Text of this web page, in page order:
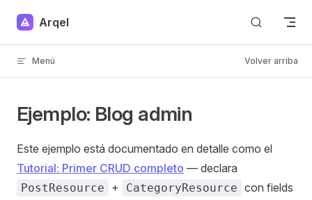
Skip to content
Arqel
Menú Volver arriba
Ejemplo: Blog admin
Este ejemplo está documentado en detalle como el
Tutorial: Primer CRUD completo — declara
PostResource + CategoryResource con fields